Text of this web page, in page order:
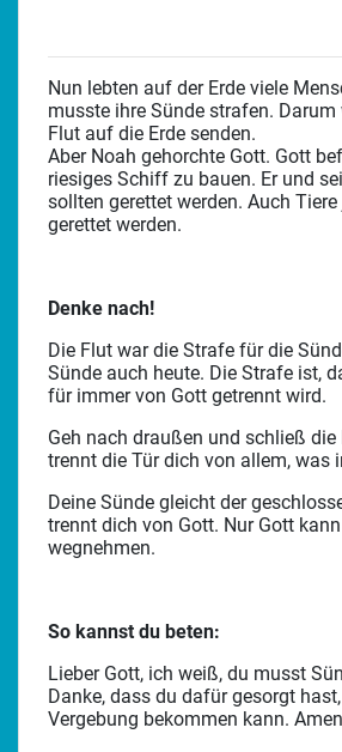
Nun lebten auf der Erde viele
musste ihre Sünde strafen.
Flut auf die Erde senden.
Aber Noah gehorchte Gott. Gott
riesiges Schiff zu bauen. Er und
sollten gerettet werden. Auch
gerettet werden.
Denke nach!
Die Flut war die Strafe für die
Sünde auch heute. Die Strafe ist,
für immer von Gott getrennt wird.
Geh nach draußen und schließ
trennt die Tür dich von allem, was
Deine Sünde gleicht der
trennt dich von Gott. Nur Gott
wegnehmen.
So kannst du beten:
Lieber Gott, ich weiß, du musst
Danke, dass du dafür gesorgt
Vergebung bekommen kann.